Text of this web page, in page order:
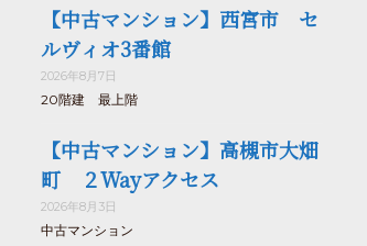
【中古マンション】西宮市 セ
ルヴィオ3番館
2026年8月7日
20階建 最上階
【中古マンション】高槻市大畑
町 ２Wayアクセス
2026年8月3日
中古マンション